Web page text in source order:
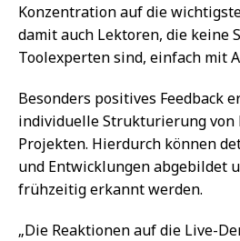
Konzentration auf die
damit auch Lektoren, die keine
Toolexperten sind, einfach mit
Besonders positives Feedback
individuelle Strukturierung von
Projekten. Hierdurch können
und Entwicklungen abgebildet
frühzeitig erkannt werden.
„Die Reaktionen auf die Live-